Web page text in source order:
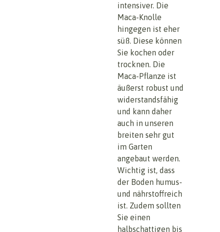
intensiver. Die
Maca-Knolle
hingegen ist eher
süß. Diese können
Sie kochen oder
trocknen. Die
Maca-Pflanze ist
äußerst robust und
widerstandsfähig
und kann daher
auch in unseren
breiten sehr gut
im Garten
angebaut werden.
Wichtig ist, dass
der Boden humus-
und nährstoffreich
ist. Zudem sollten
Sie einen
halbschattigen bis